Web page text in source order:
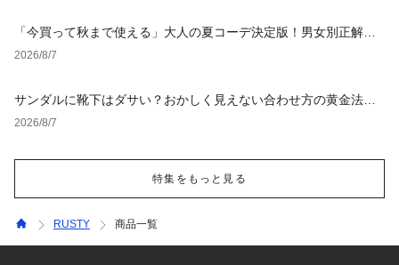
「今買って秋まで使える」大人の夏コーデ決定版！男女別正解ス
タイルとNGな着こなし
2026/8/7
サンダルに靴下はダサい？おかしく見えない合わせ方の黄金法則
と男女別おすすめコーデ
2026/8/7
特集をもっと見る
RUSTY 商品一覧